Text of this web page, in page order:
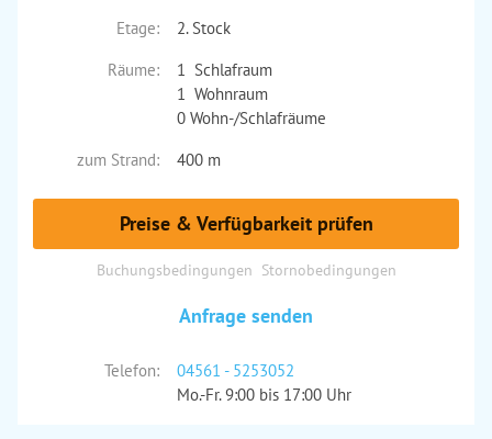
Etage:
2. Stock
Räume:
1 Schlafraum
1 Wohnraum
0 Wohn-/Schlafräume
zum Strand:
400 m
Preise & Verfügbarkeit prüfen
Buchungsbedingungen Stornobedingungen
Anfrage senden
Telefon:
04561 - 5253052
Mo.-Fr. 9:00 bis 17:00 Uhr